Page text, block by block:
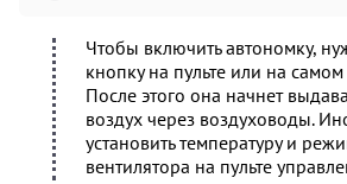
Чтобы включить автономку,
кнопку на пульте или на самом
После этого она начнет
воздух через воздуховоды.
установить температуру и
вентилятора на пульте